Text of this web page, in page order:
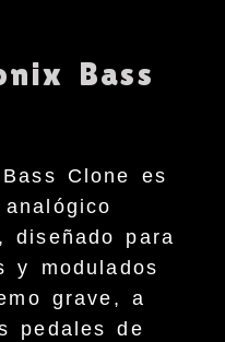
Bass
Clone
es
, diseñado para
y modulados
grave, a
pedales de